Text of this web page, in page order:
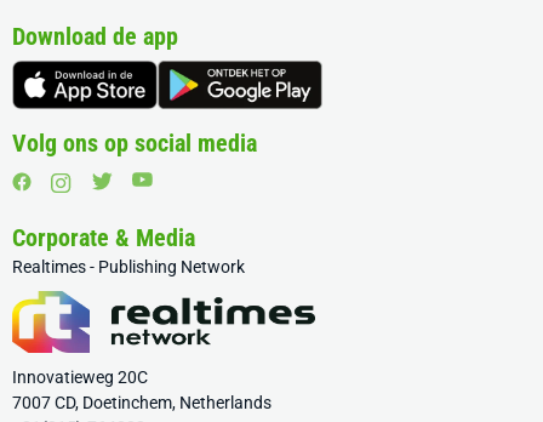
Download de app
Volg ons op social media
Corporate & Media
Realtimes - Publishing Network
Innovatieweg 20C
7007 CD, Doetinchem, Netherlands